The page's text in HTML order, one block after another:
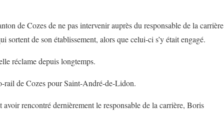
de Cozes de ne pas intervenir auprès du responsable de la carrière
sortent de son établissement, alors que celui-ci s’y était engagé.
réclame depuis longtemps.
rail de Cozes pour Saint-André-de-Lidon.
rencontré dernièrement le responsable de la carrière, Boris